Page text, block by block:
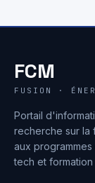
FCM
FUSION ·
Portail
recherche sur la
aux
tech et formation